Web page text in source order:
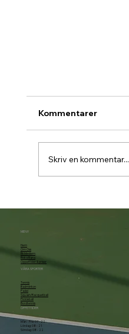
Kommentarer
Skriv en kommentar...
MENY
Hem
Om Oss
Bli Medlem
Boka Bana
Öppettider & priser
VÅRA SPORTER
Tennis
Badminton
Padel
Squash/Racquetball
Pickleball
Bordtennis
ÖPPETTIDER
Mån - Fre: 07 - 22
Lördag: 08 - 21
Söndag: 08 - 22